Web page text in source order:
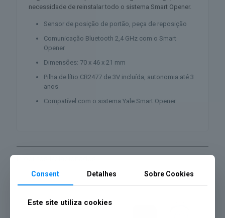
necessidade de reinstalar todo o sistema Smart Opener.
Sensor de posição de portão, peça de reposição
Comunicação Bluetooth 2,4 GHz com o Smart
Opener
Dimensões: 70 x 46 x 21 mm
Pilha de lítio CR2477 de 3V incluída, autonomia até 3
anos
Compatível com o sistema Yale Smart Opener
Consent Detalhes Sobre Cookies
Este site utiliza cookies